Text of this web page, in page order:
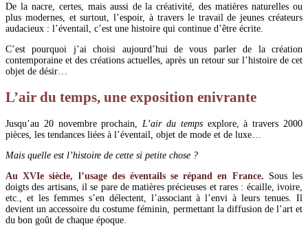
De la nacre, certes, mais aussi de la créativité, des matières naturelles ou
plus modernes, et surtout, l’espoir, à travers le travail de jeunes créateurs
audacieux : l’éventail, c’est une histoire qui continue d’être écrite.
C’est pourquoi j’ai choisi aujourd’hui de vous parler de la création
contemporaine et des créations actuelles, après un retour sur l’histoire de cet
objet de désir…
L’air du temps, une exposition enivrante
Jusqu’au 20 novembre prochain, L’air du tempsexplore, à travers 2000
pièces, les tendances liées à l’éventail, objet de mode et de luxe…
Mais quelle est l’histoire de cette si petite chose ?
Au XVIe siècle, l’usage des éventails se répand en France. Sous les
doigts des artisans, il se pare de matières précieuses et rares : écaille, ivoire,
etc., et les femmes s’en délectent, l’associant à l’envi à leurs tenues. Il
devient un accessoire du costume féminin, permettant la diffusion de l’art et
du bon goût de chaque époque.